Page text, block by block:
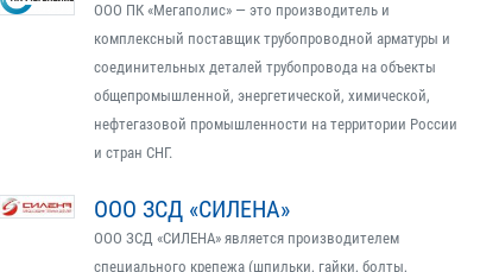
ООО ПК «Мегаполис» — это производитель и
комплексный поставщик трубопроводной арматуры и
соединительных деталей трубопровода на объекты
общепромышленной, энергетической, химической,
нефтегазовой промышленности на территории России
и стран СНГ.
ООО ЗСД «СИЛЕНА»
ООО ЗСД «СИЛЕНА» является производителем
специального крепежа (шпильки, гайки, болты,